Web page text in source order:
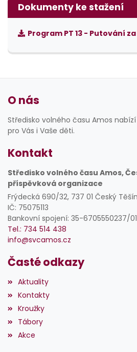
Dokumenty ke stažení
Program PT 13 - Putování
O nás
Středisko volného času Amos
pro Vás i Vaše děti.
Kontakt
Středisko volného času Amos,
příspěvková organizace
Frýdecká 690/32, 737 01 Český Těšín
IČ: 75075113
Bankovní spojení: 35-6705550237/
Tel.: 734 514 438
info@svcamos.cz
Časté odkazy
Aktuality
Kontakty
Kroužky
Tábory
Akce